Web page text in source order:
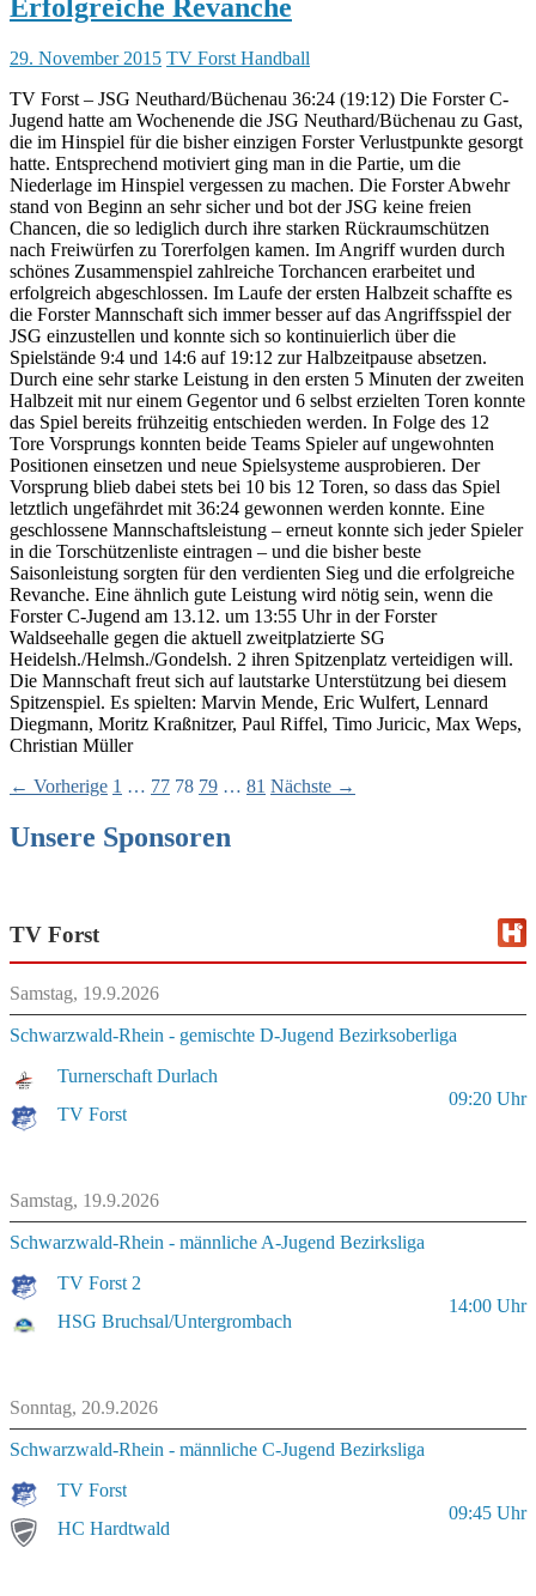
Erfolgreiche Revanche
29. November 2015 TV Forst Handball
TV Forst – JSG Neuthard/Büchenau 36:24 (19:12) Die Forster C-
Jugend hatte am Wochenende die JSG Neuthard/Büchenau zu Gast,
die im Hinspiel für die bisher einzigen Forster Verlustpunkte gesorgt
hatte. Entsprechend motiviert ging man in die Partie, um die
Niederlage im Hinspiel vergessen zu machen. Die Forster Abwehr
stand von Beginn an sehr sicher und bot der JSG keine freien
Chancen, die so lediglich durch ihre starken Rückraumschützen
nach Freiwürfen zu Torerfolgen kamen. Im Angriff wurden durch
schönes Zusammenspiel zahlreiche Torchancen erarbeitet und
erfolgreich abgeschlossen. Im Laufe der ersten Halbzeit schaffte es
die Forster Mannschaft sich immer besser auf das Angriffsspiel der
JSG einzustellen und konnte sich so kontinuierlich über die
Spielstände 9:4 und 14:6 auf 19:12 zur Halbzeitpause absetzen.
Durch eine sehr starke Leistung in den ersten 5 Minuten der zweiten
Halbzeit mit nur einem Gegentor und 6 selbst erzielten Toren konnte
das Spiel bereits frühzeitig entschieden werden. In Folge des 12
Tore Vorsprungs konnten beide Teams Spieler auf ungewohnten
Positionen einsetzen und neue Spielsysteme ausprobieren. Der
Vorsprung blieb dabei stets bei 10 bis 12 Toren, so dass das Spiel
letztlich ungefährdet mit 36:24 gewonnen werden konnte. Eine
geschlossene Mannschaftsleistung – erneut konnte sich jeder Spieler
in die Torschützenliste eintragen – und die bisher beste
Saisonleistung sorgten für den verdienten Sieg und die erfolgreiche
Revanche. Eine ähnlich gute Leistung wird nötig sein, wenn die
Forster C-Jugend am 13.12. um 13:55 Uhr in der Forster
Waldseehalle gegen die aktuell zweitplatzierte SG
Heidelsh./Helmsh./Gondelsh. 2 ihren Spitzenplatz verteidigen will.
Die Mannschaft freut sich auf lautstarke Unterstützung bei diesem
Spitzenspiel. Es spielten: Marvin Mende, Eric Wulfert, Lennard
Diegmann, Moritz Kraßnitzer, Paul Riffel, Timo Juricic, Max Weps,
Christian Müller
Beitragsnavigation
← Vorherige 1 … 77 78 79 … 81 Nächste →
Unsere Sponsoren
TV Forst
Samstag, 19.9.2026
Schwarzwald-Rhein - gemischte D-Jugend Bezirksoberliga
Turnerschaft Durlach
TV Forst
09:20 Uhr
Samstag, 19.9.2026
Schwarzwald-Rhein - männliche A-Jugend Bezirksliga
TV Forst 2
HSG Bruchsal/Untergrombach
14:00 Uhr
Sonntag, 20.9.2026
Schwarzwald-Rhein - männliche C-Jugend Bezirksliga
TV Forst
HC Hardtwald
09:45 Uhr